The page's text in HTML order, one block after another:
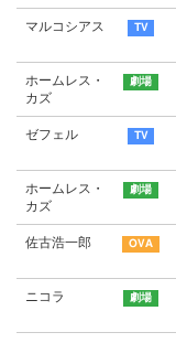
マルコシアス
ホームレス・
カズ
ゼフェル
ホームレス・
カズ
佐古浩一郎
ニコラ